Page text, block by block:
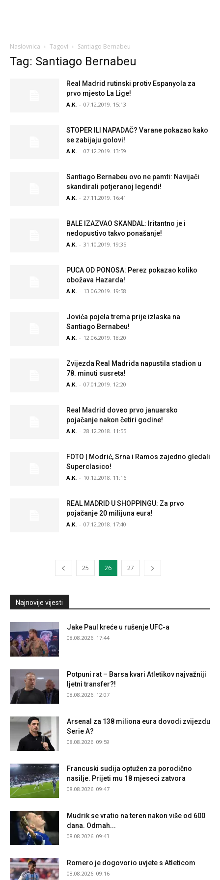
Naslovnica Tagovi Santiago Bernabeu
Tag: Santiago Bernabeu
Real Madrid rutinski protiv Espanyola za
prvo mjesto La Lige!
A.K. - 07.12.2019. 15:13
STOPER ILI NAPADAČ? Varane pokazao kako
se zabijaju golovi!
A.K. - 07.12.2019. 13:59
Santiago Bernabeu ovo ne pamti: Navijači
skandirali potjeranoj legendi!
A.K. - 27.11.2019. 16:41
BALE IZAZVAO SKANDAL: Iritantno je i
nedopustivo takvo ponašanje!
A.K. - 31.10.2019. 19:35
PUCA OD PONOSA: Perez pokazao koliko
obožava Hazarda!
A.K. - 13.06.2019. 19:58
Jovića pojela trema prije izlaska na
Santiago Bernabeu!
A.K. - 12.06.2019. 18:20
Zvijezda Real Madrida napustila stadion u
78. minuti susreta!
A.K. - 07.01.2019. 12:20
Real Madrid doveo prvo januarsko
pojačanje nakon četiri godine!
A.K. - 28.12.2018. 11:55
FOTO | Modrić, Srna i Ramos zajedno gledali
Superclasico!
A.K. - 10.12.2018. 11:16
REAL MADRID U SHOPPINGU: Za prvo
pojačanje 20 milijuna eura!
A.K. - 07.12.2018. 17:40
25 26 27
Najnovije vijesti
Jake Paul kreće u rušenje UFC-a
08.08.2026. 17:44
Potpuni rat – Barsa kvari Atletikov najvažniji
ljetni transfer?!
08.08.2026. 12:07
Arsenal za 138 miliona eura dovodi zvijezdu
Serie A?
08.08.2026. 09:59
Francuski sudija optužen za porodično
nasilje. Prijeti mu 18 mjeseci zatvora
08.08.2026. 09:47
Mudrik se vratio na teren nakon više od 600
dana. Odmah...
08.08.2026. 09:43
Romero je dogovorio uvjete s Atleticom
08.08.2026. 09:16